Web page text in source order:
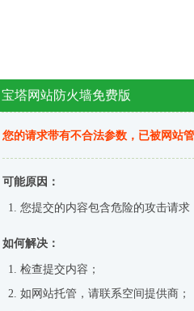
宝塔网站防火墙免费版
您的请求带有不合法参数，已被网站
可能原因：
您提交的内容包含危险的攻击请求
如何解决：
检查提交内容；
如网站托管，请联系空间提供商；